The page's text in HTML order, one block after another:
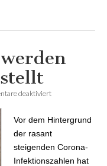
deaktiviert
gestellt
Vor dem Hintergrund
der rasant
steigenden Corona-
Infektionszahlen hat